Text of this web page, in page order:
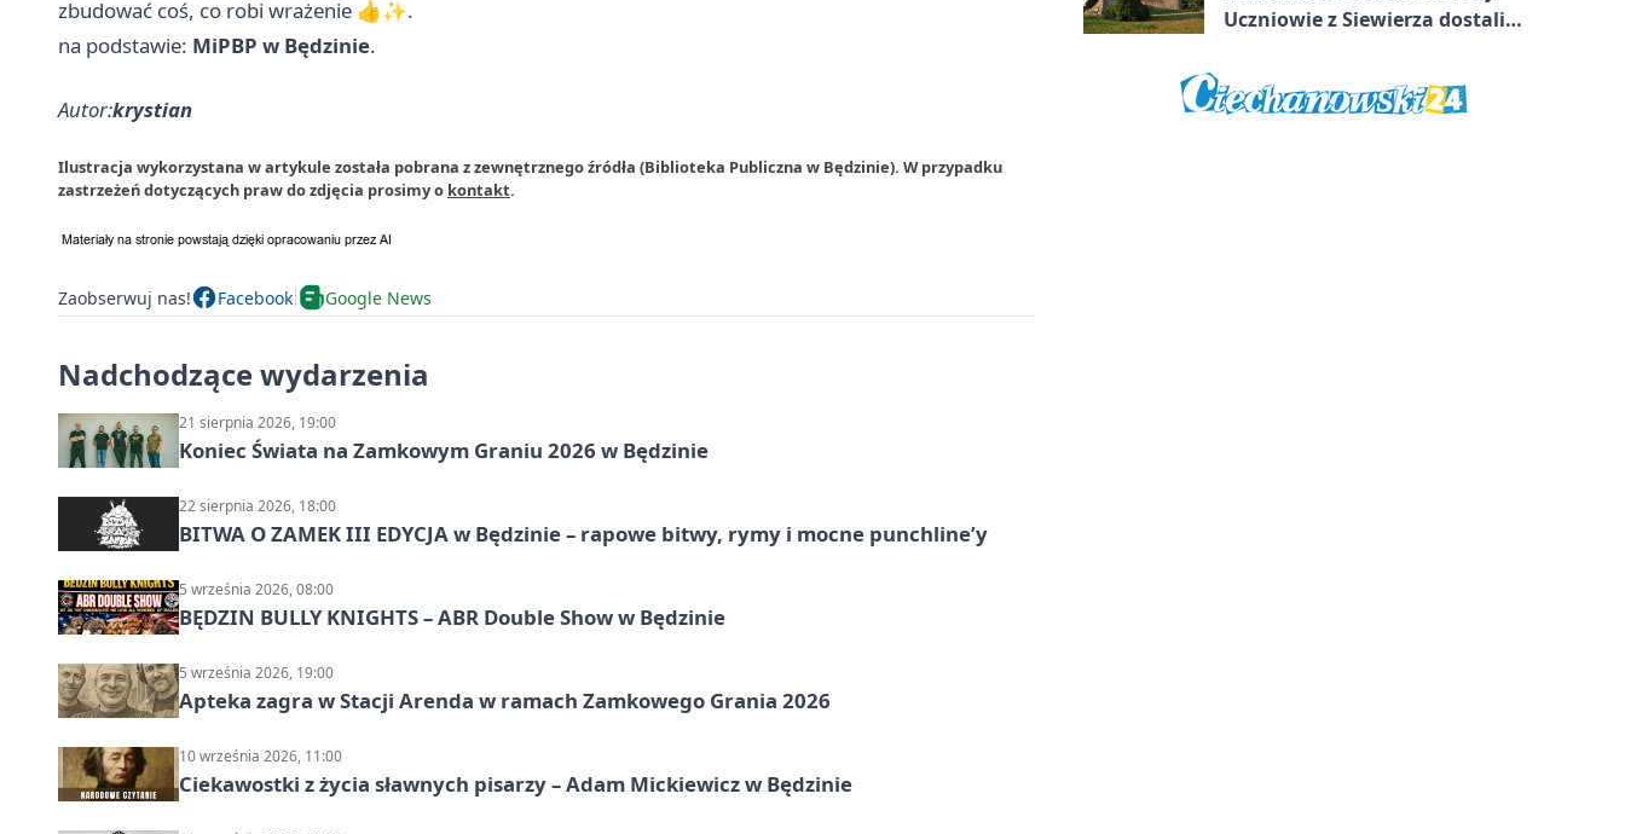
zbudować coś, co robi wrażenie 👍✨.
na podstawie: MiPBP w Będzinie.
Autor:krystian
Ilustracja wykorzystana w artykule została pobrana z zewnętrznego źródła (Biblioteka Publiczna w Będzinie). W przypadku
zastrzeżeń dotyczących praw do zdjęcia prosimy o kontakt.
Zaobserwuj nas! Facebook Google News
Nadchodzące wydarzenia
21 sierpnia 2026, 19:00
Koniec Świata na Zamkowym Graniu 2026 w Będzinie
22 sierpnia 2026, 18:00
BITWA O ZAMEK III EDYCJA w Będzinie – rapowe bitwy, rymy i mocne punchline’y
5 września 2026, 08:00
BĘDZIN BULLY KNIGHTS – ABR Double Show w Będzinie
5 września 2026, 19:00
Apteka zagra w Stacji Arenda w ramach Zamkowego Grania 2026
10 września 2026, 11:00
Ciekawostki z życia sławnych pisarzy – Adam Mickiewicz w Będzinie
Uczniowie z Siewierza dostali